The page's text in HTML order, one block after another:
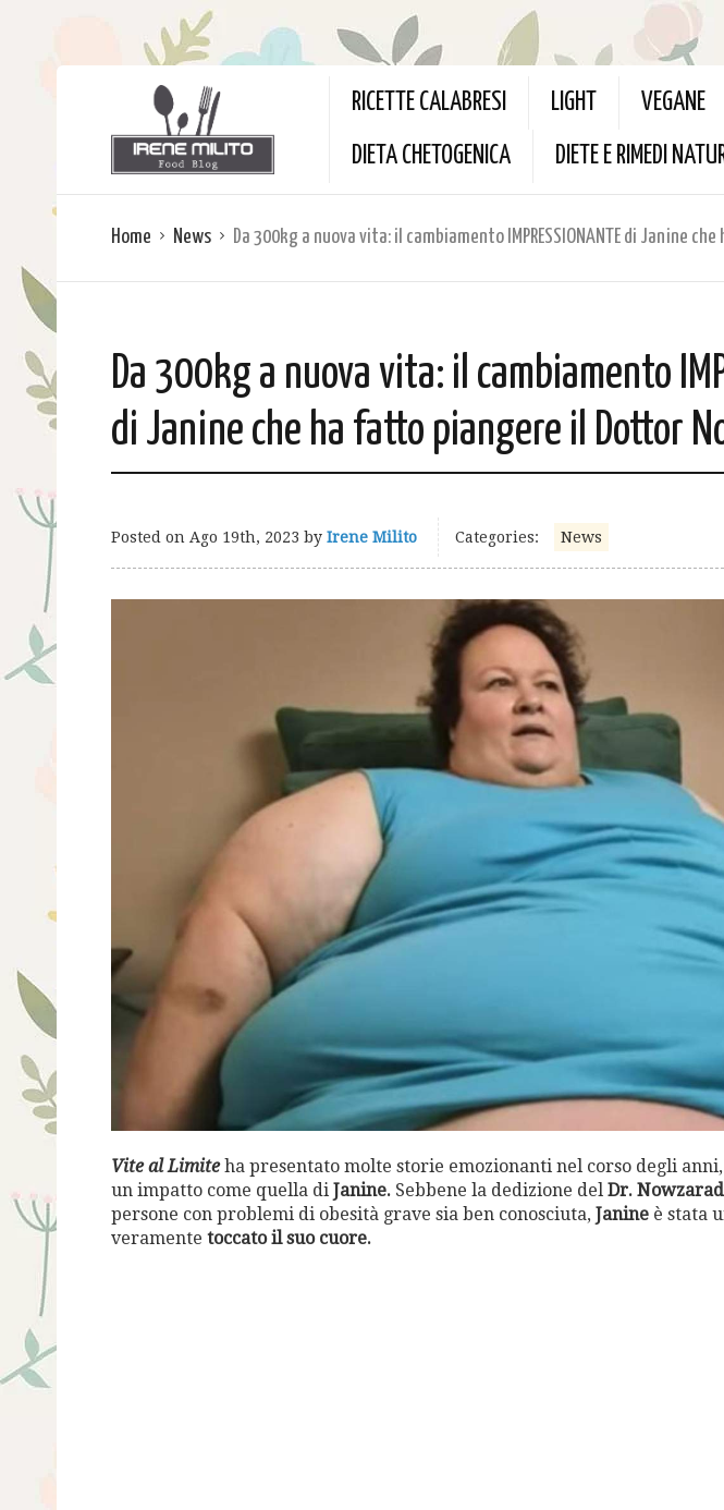
RICETTE CALABRESI LIGHT VEGANE
DIETA CHETOGENICA DIETE E RIMEDI
Home News Da 300kg a nuova vita: il cambiamento IMPRESSIONANTE di Janine
Da 300kg a nuova vita: il cambiamento
di Janine che ha fatto piangere il Dottor
Posted on Ago 19th, 2023 by Irene Milito Categories: News
Vite al Limiteha presentato molte storie emozionanti nel corso degli
un impatto come quella di Janine. Sebbene la dedizione del Dr.
persone con problemi di obesità grave sia ben conosciuta, Janine è stata
veramente toccato il suo cuore.